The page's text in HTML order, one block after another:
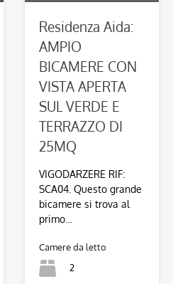
Residenza Aida:
AMPIO
BICAMERE CON
VISTA APERTA
SUL VERDE E
TERRAZZO DI
25MQ
VIGODARZERE RIF:
SCA04. Questo grande
bicamere si trova al
primo…
Camere da letto
2